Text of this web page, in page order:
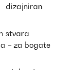
dizajniran
stvara
– za bogate